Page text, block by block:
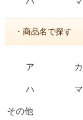
・商品名で探す
ア カ
ハ マ
その他